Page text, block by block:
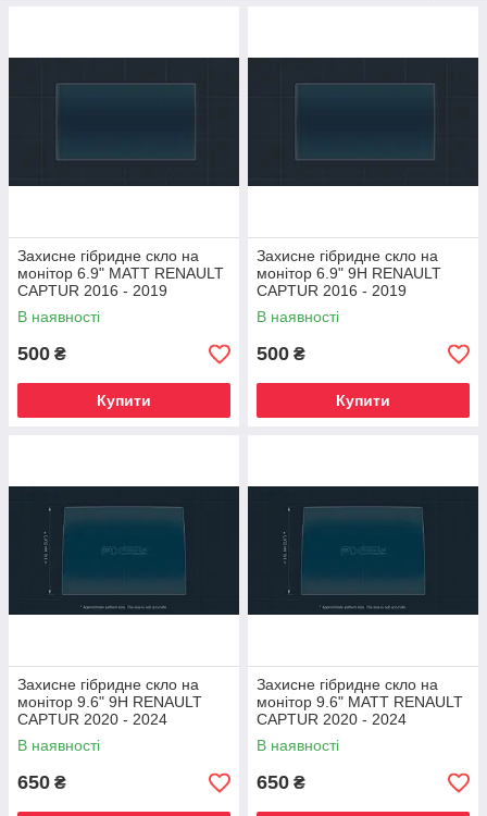
Захисне гібридне скло на
монітор 6.9" MATT RENAULT
CAPTUR 2016 - 2019
В наявності
500 ₴
Купити
Захисне гібридне скло на
монітор 6.9" 9H RENAULT
CAPTUR 2016 - 2019
В наявності
500 ₴
Купити
Захисне гібридне скло на
монітор 9.6" 9H RENAULT
CAPTUR 2020 - 2024
В наявності
650 ₴
Захисне гібридне скло на
монітор 9.6" MATT RENAULT
CAPTUR 2020 - 2024
В наявності
650 ₴